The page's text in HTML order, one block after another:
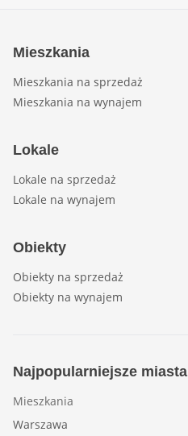
Mieszkania
Mieszkania na sprzedaż
Mieszkania na wynajem
Lokale
Lokale na sprzedaż
Lokale na wynajem
Obiekty
Obiekty na sprzedaż
Obiekty na wynajem
Najpopularniejsze miasta
Mieszkania
Warszawa